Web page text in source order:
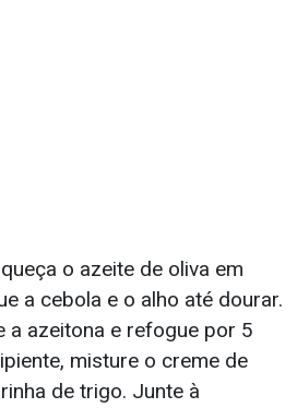
o azeite de oliva em
a cebola e o alho até dourar.
a azeitona e refogue por 5
misture o creme de
de trigo. Junte à